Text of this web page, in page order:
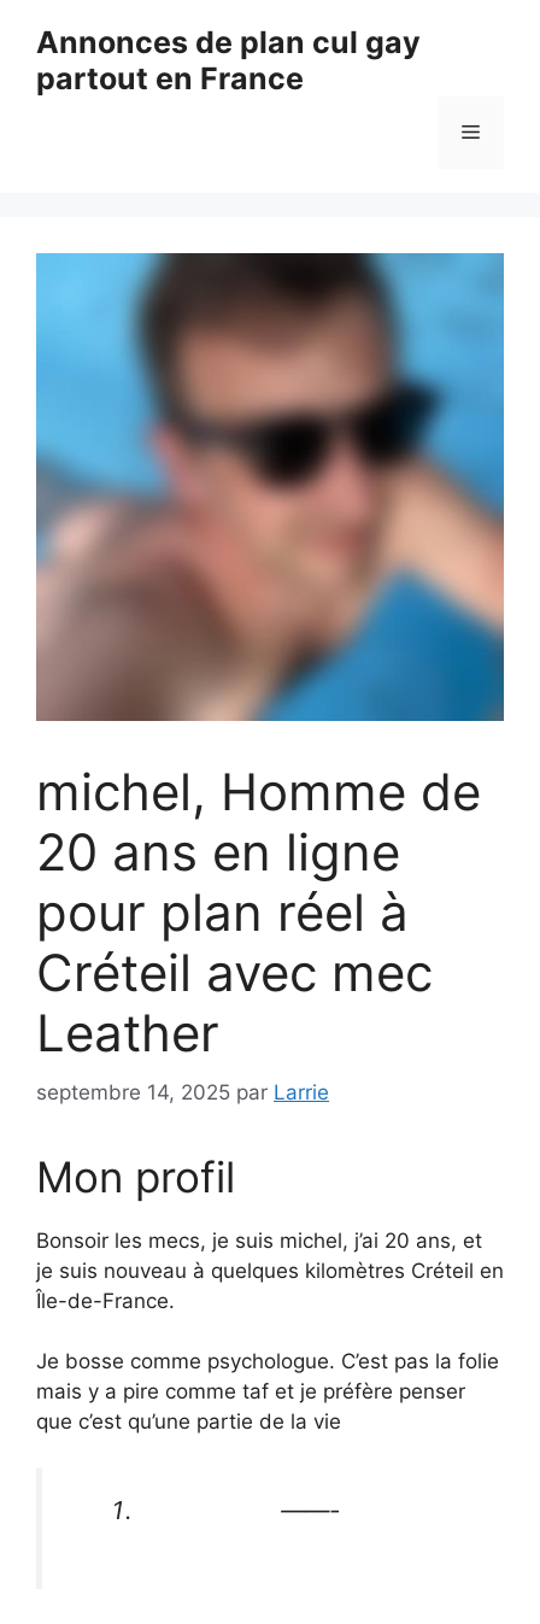
contenu
Annonces de plan cul gay
partout en France
Menu
michel, Homme de
20 ans en ligne
pour plan réel à
Créteil avec mec
Leather
septembre 14, 2025 par Larrie
Mon profil
Bonsoir les mecs, je suis michel, j’ai 20 ans, et
je suis nouveau à quelques kilomètres Créteil en
Île-de-France.
Je bosse comme psychologue. C’est pas la folie
mais y a pire comme taf et je préfère penser
que c’est qu’une partie de la vie
——-